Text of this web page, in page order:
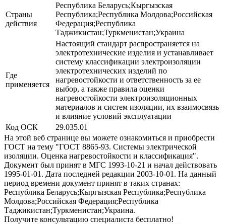
Страны
действия
Республика Беларусь;Кыргызская
Республика;Республика Молдова;Российская
Федерация;Республика
Таджикистан;Туркменистан;Украина
Где
применяется
Настоящий стандарт распространяется на
электротехнические изделия и устанавливает
систему классификации электроизоляции
электротехнических изделий по
нагревостойкости и ответственность за ее
выбор, а также правила оценки
нагревостойкости электроизоляционных
материалов и систем изоляции, их взаимосвязь
и влияние условий эксплуатации
Код ОСК
29.035.01
На этой веб странице вы можете ознакомиться и приобрести
ГОСТ на тему "ГОСТ 8865-93. Системы электрической
изоляции. Оценка нагревостойкости и классификация".
Документ был принят в МГС 1993-10-21 и начал действовать
1995-01-01. Дата последней редакции 2003-10-01. На данный
период времени документ принят в таких странах:
Республика Беларусь;Кыргызская Республика;Республика
Молдова;Российская Федерация;Республика
Таджикистан;Туркменистан;Украина.
Получите консультацию специалиста бесплатно!